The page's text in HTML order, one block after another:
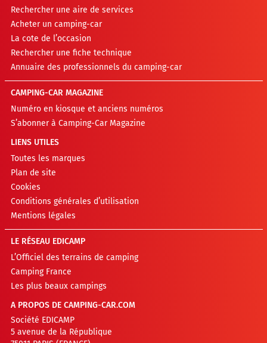
Rechercher une aire de services
Acheter un camping-car
La cote de l’occasion
Rechercher une fiche technique
Annuaire des professionnels du camping-car
CAMPING-CAR MAGAZINE
Numéro en kiosque et anciens numéros
S’abonner à Camping-Car Magazine
LIENS UTILES
Toutes les marques
Plan de site
Cookies
Conditions générales d’utilisation
Mentions légales
LE RÉSEAU EDICAMP
L’Officiel des terrains de camping
Camping France
Les plus beaux campings
A PROPOS DE CAMPING-CAR.COM
Société EDICAMP
5 avenue de la République